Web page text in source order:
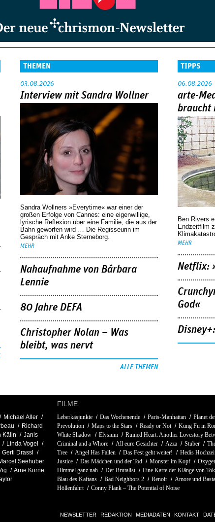
THEMEN
03.08.2026
Interview mit Sandra Wollner
Sandra Wollners »Everytime« war einer der
großen Erfolge von Cannes: eine eigenwillige,
lyrische Reflexion über eine ­Familie, die aus der
Bahn geworfen wird … Die Regisseurin im
Gespräch mit Anke Sterneborg.
MEHR
Nahaufnahme von Bárbara
Lennie
80 Jahre DEFA
Christopher Nolan – Was
bleibt, was nervt
ALLE THEMEN
TIPPS
06.08.2026
arte-
braucht
Ben Rivers
Endzeitfilm
MEHR
Netflix:
God«
Michael Aller
Richard
Kälin
Janis
Linda Vogel
Gerti Drassl
Seehuber
Arne Körne
FILME
Leberkäsjunkie Das Wochenende Paris-Manhattan
Planet
Prevolution
Maps to the Stars Ready or Not
Kung Fu in
White Shadow
Elysium
Ruined Heart: Another Lovestory
Criminal and a Whore
All eure Gesichter Azza Stuber
Tree
Angel Has Fallen Das Fest geht weiter! Hedis
Justice
Das Mädchen und der Tod Monster im Kopf
Himmel ganz nah
Der Brutalist Eine Karte der Klänge von
Blau des Kaftans
Bad Neighbors 2 Renoir Amore und
Höllenfahrt
Conny Plank – The Potential of Noise
NEWSLETTER REDAKTION MEDIADATEN KONTAKT